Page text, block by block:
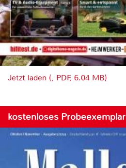
Jetzt laden (, PDF, 6.04 MB)
kostenloses Probeexemplar